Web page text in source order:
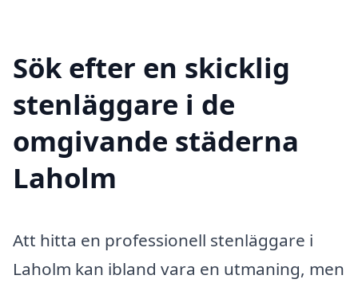
Sök efter en skicklig
stenläggare i de
omgivande städerna
Laholm
Att hitta en professionell stenläggare i
Laholm kan ibland vara en utmaning, men